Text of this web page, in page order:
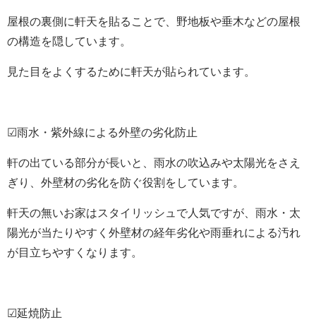
屋根の裏側に軒天を貼ることで、野地板や垂木などの屋根
の構造を隠しています。
見た目をよくするために軒天が貼られています。
☑雨水・紫外線による外壁の劣化防止
軒の出ている部分が長いと、雨水の吹込みや太陽光をさえ
ぎり、外壁材の劣化を防ぐ役割をしています。
軒天の無いお家はスタイリッシュで人気ですが、雨水・太
陽光が当たりやすく外壁材の経年劣化や雨垂れによる汚れ
が目立ちやすくなります。
☑延焼防止